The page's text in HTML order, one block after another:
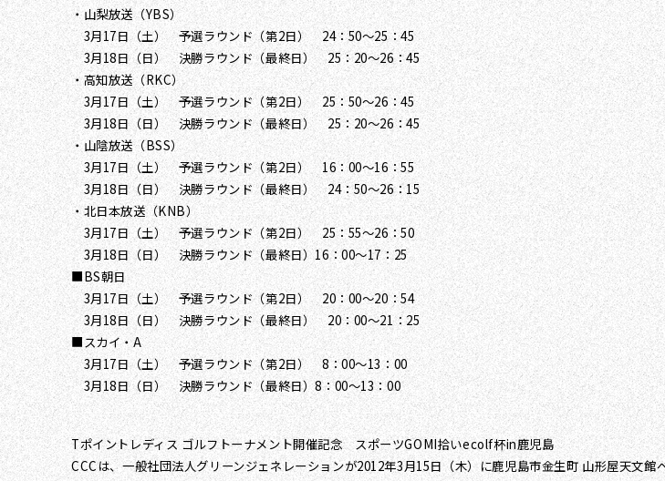
・山梨放送（YBS）
3月17日（土） 予選ラウンド（第2日） 24：50～25：45
3月18日（日） 決勝ラウンド（最終日） 25：20～26：45
・高知放送（RKC）
3月17日（土） 予選ラウンド（第2日） 25：50～26：45
3月18日（日） 決勝ラウンド（最終日） 25：20～26：45
・山陰放送（BSS）
3月17日（土） 予選ラウンド（第2日） 16：00～16：55
3月18日（日） 決勝ラウンド（最終日） 24：50～26：15
・北日本放送（KNB）
3月17日（土） 予選ラウンド（第2日） 25：55～26：50
3月18日（日） 決勝ラウンド（最終日）16：00～17：25
■BS朝日
3月17日（土） 予選ラウンド（第2日） 20：00～20：54
3月18日（日） 決勝ラウンド（最終日） 20：00～21：25
■スカイ・A
3月17日（土） 予選ラウンド（第2日） 8：00～13：00
3月18日（日） 決勝ラウンド（最終日）8：00～13：00
Tポイントレディス ゴルフトーナメント開催記念 スポーツGOMI拾いecolf杯in鹿児島
CCCは、一般社団法人グリーンジェネレーションが2012年3月15日（木）に鹿児島市金生町 山形屋天文